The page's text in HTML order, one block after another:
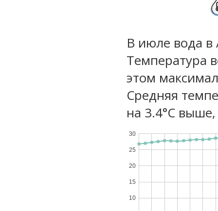
В июле вода в
Температура
этом
Средняя
на 3.4°C
10
15
20
25
30